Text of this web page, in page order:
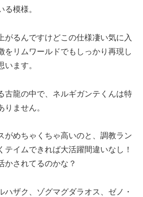
る模様。
がるんですけどこの仕様凄い気に入
をリムワールドでもしっかり再現し
います。
古龍の中で、ネルギガンテくんは特
りません。
がめちゃくちゃ高いのと、調教ラン
テイムできれば大活躍間違いなし！
かされてるのかな？
ハザク、ゾグマグダラオス、ゼノ・